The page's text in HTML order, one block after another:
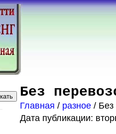
Без
Главная / разное / Без
Дата публикации: